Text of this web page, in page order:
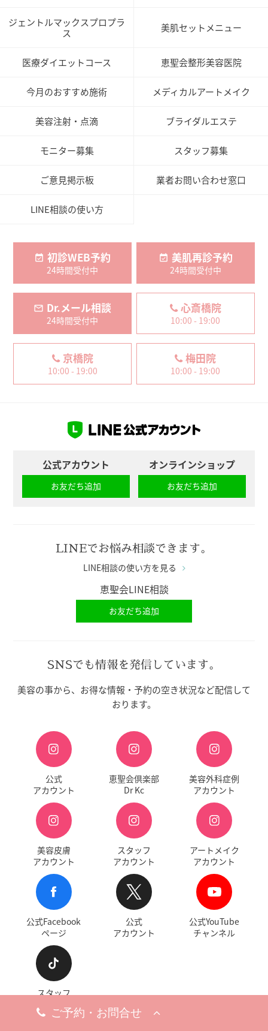
ジェントルマックスプロプラ
ス
美肌セットメニュー
医療ダイエットコース 恵聖会整形美容医院
今月のおすすめ施術 メディカルアートメイク
美容注射・点滴 ブライダルエステ
モニター募集 スタッフ募集
ご意見掲示板 業者お問い合わせ窓口
LINE相談の使い方
初診WEB予約
24時間受付中
美肌再診予約
24時間受付中
Dr.メール相談
24時間受付中
心斎橋院
10:00 - 19:00
京橋院
10:00 - 19:00
梅田院
10:00 - 19:00
公式アカウント
お友だち追加
オンラインショップ
お友だち追加
LINEでお悩み相談できます。
LINE相談の使い方を見る
恵聖会LINE相談
お友だち追加
SNSでも情報を発信しています。
美容の事から、お得な情報・予約の空き状況など配信して
おります。
公式
アカウント
恵聖会倶楽部
Dr Kc
美容外科症例
アカウント
美容皮膚
アカウント
スタッフ
アカウント
アートメイク
アカウント
公式Facebook
ページ
公式
アカウント
公式YouTube
チャンネル
スタッフ